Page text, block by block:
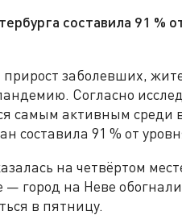
составила 91 %
заболевших,
Согласно
самым активным среди
составила 91 % от
на четвёртом
— город на Неве
в пятницу.